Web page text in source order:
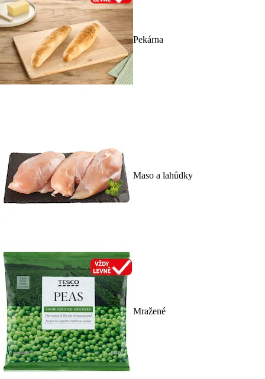
Pekárna
Maso a lahůdky
Mražené